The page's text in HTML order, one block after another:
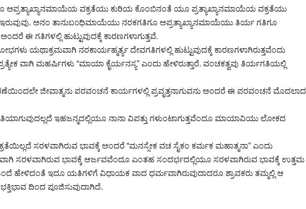
ವಕ್ರತೆಯು ಕುರಿಯ ಕೊಂಬಿನಂತೆ ಯೂ ಪ್ರತ್ಯಾಖ್ಯಾನಮಾಯೆಯ ವಕ್ರತೆಯು
ಅನಂ ತಾನುಬ೦ಧಿಮಾಯೆಯು ನರಕಗತಿಗೂ ಅಪ್ರತ್ಯಾಖ್ಯಾನಮಾಯೆಯು ತಿರ್ಯ ಗತಿಗೂ
ಈ ಗತಿಗಳಲ್ಲಿ ಹುಟ್ಟುವುದಕ್ಕೆ ಕಾರಣಗಳಾಗುತ್ತವೆ.
ಯಥಾಕ್ರಮವಾಗಿ ನರಕಾರ್ಯಹ್ಮರ್ತ್ಯ ದೇವಗತಿಗಳಲ್ಲಿ ಹುಟ್ಟುವುದಕ್ಕೆ ಕಾರಣಗಳಾಗಿರುತ್ತವೆಂದು
ವಾಗಿ ಮಹರ್ಷಿಗಳು “ಮಾಯಾ ಕೈರ್ಯನಸ್ಯ” ಎಂದು ಹೇಳಿರುತ್ತಾರೆ. ವಂಚಕತ್ವವು ತಿರ್ಯಗತಿಯಲ್ಲಿ
ಜೀವಾತ್ಮನು ಪರವಂಚನೆ ಕಾರ್ಯಗಳಲ್ಲಿ ಪ್ರವೃತ್ತನಾಗುವನು ಅಂದರೆ ಈ ಪರವಂಚನೆ ಮೊದಲಾದ
ಇಹಜನ್ಮದಲ್ಲಿಯೂ ನಾನಾ ವಿಪತ್ತು ಗಳುಂಟಾಗುತ್ತವೆಂದೂ ಮಾಯಾವಿಯು ಲೋಕದ
ಸರಳವಾಗಿರುವ ಭಾವಕ್ಕೆ ಅಂದರೆ “ಮನಸ್ಸೇಕ ವಚ ಸೈಕಂ ಕರ್ಮಕ ಮಹಾತ್ಮನಾ” ಎಂದು
ಸರಳವಾಗಿರುವ ಭಾವಕ್ಕೆ ಆರ್ಜವವೆಂದೂ ಎಂತಹ ಸಂದರ್ಭದಲ್ಲಿಯೂ ಸರಳವಾಗಿರುವ ಭಾವಕ್ಕೆ ಉತ್ತಮ
ಇದೂ ಯತಿಗಳಿಗೆ ವಿಧಾಯಕ ವಾದ ಧರ್ಮವಾಗಿರುವುದಾದರೂ ಶ್ರಾವಕರು ತಮ್ಮಲ್ಲಿ ಆ
ದಿಂದ ಪೂಜಿಸುವುದಾಗಿದೆ.